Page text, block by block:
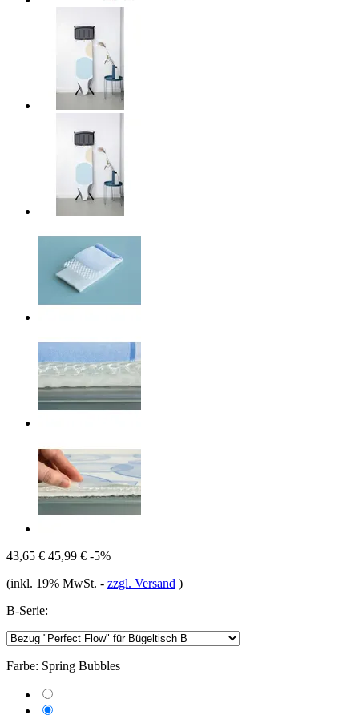
43,65 € 45,99 € -5%
(inkl. 19% MwSt. - zzgl. Versand )
B-Serie:
Farbe: Spring Bubbles